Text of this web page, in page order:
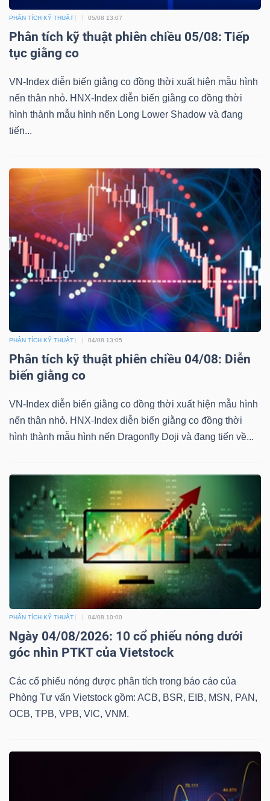
PHÂN TÍCH KỸ THUẬT 05/08 13:07
Phân tích kỹ thuật phiên chiều 05/08: Tiếp
tục giằng co
VN-Index diễn biến giằng co đồng thời xuất hiện mẫu hình
nến thân nhỏ. HNX-Index diễn biến giằng co đồng thời
hình thành mẫu hình nến Long Lower Shadow và đang
tiến...
PHÂN TÍCH KỸ THUẬT 04/08 13:05
Phân tích kỹ thuật phiên chiều 04/08: Diễn
biến giằng co
VN-Index diễn biến giằng co đồng thời xuất hiện mẫu hình
nến thân nhỏ. HNX-Index diễn biến giằng co đồng thời
hình thành mẫu hình nến Dragonfly Doji và đang tiến về...
PHÂN TÍCH KỸ THUẬT 04/08 10:00
Ngày 04/08/2026: 10 cổ phiếu nóng dưới
góc nhìn PTKT của Vietstock
Các cổ phiếu nóng được phân tích trong báo cáo của
Phòng Tư vấn Vietstock gồm: ACB, BSR, EIB, MSN, PAN,
OCB, TPB, VPB, VIC, VNM.